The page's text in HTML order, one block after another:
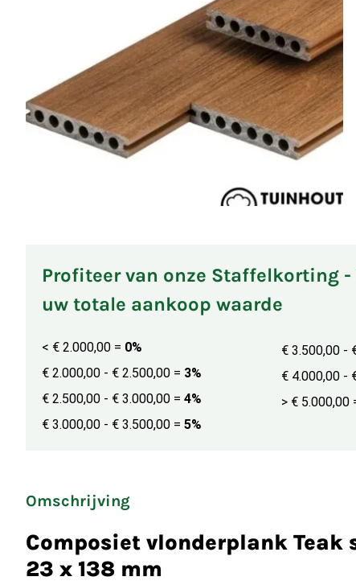
Profiteer van onze Staffelkorting -
uw totale aankoop waarde
< € 2.000,00 = 0%
€ 2.000,00 - € 2.500,00 = 3%
€ 2.500,00 - € 3.000,00 = 4%
€ 3.000,00 - € 3.500,00 = 5%
€ 3.500,00 -
€ 4.000,00 -
> € 5.000,00
Omschrijving
Composiet vlonderplank Teak
23 x 138 mm